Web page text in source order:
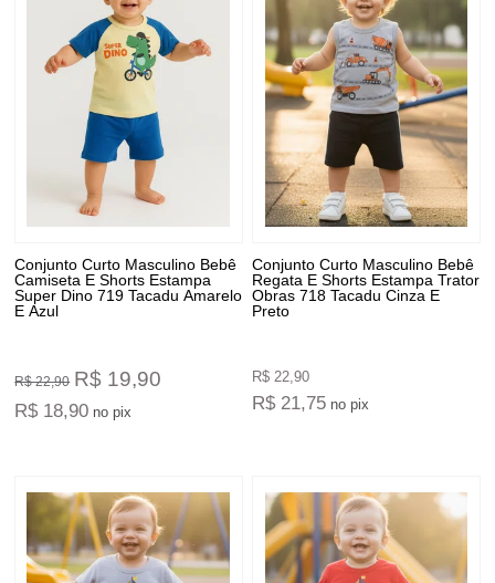
Conjunto Curto Masculino Bebê
Camiseta E Shorts Estampa
Super Dino 719 Tacadu Amarelo
E Azul
R$ 22,90 R$ 19,90
R$ 18,90 no pix
Conjunto Curto Masculino Bebê
Regata E Shorts Estampa Trator
Obras 718 Tacadu Cinza E
Preto
R$ 22,90
R$ 21,75 no pix